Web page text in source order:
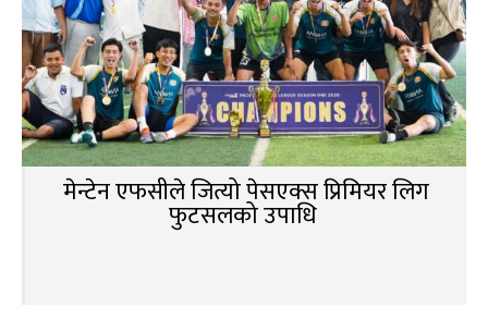
मेन्टेन एफसीले जित्यो पेसएक्स प्रिमियर लिग
फुटसलको उपाधि